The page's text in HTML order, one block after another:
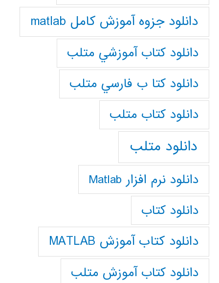
دانلود جزوه آموزش کامل matlab
دانلود كتاب آموزشي متلب
دانلود كتا ب فارسي متلب
دانلود كتاب متلب
دانلود متلب
دانلود نرم افزار Matlab
دانلود کتاب
دانلود کتاب آموزش MATLAB
دانلود کتاب آموزش متلب